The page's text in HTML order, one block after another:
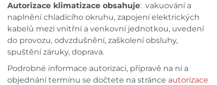
Autorizace klimatizace obsahuje: vakuování a
naplnění chladícího okruhu, zapojení elektrických
kabelů mezi vnitřní a venkovní jednotkou, uvedení
do provozu, odvzdušnění, zaškolení obsluhy,
spuštění záruky, doprava.
Podrobné informace autorizaci, přípravě na ni a
objednání termínu se dočtete na stránce autorizace